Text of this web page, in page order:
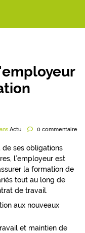
Actu 0 commentaire
de ses obligations
l’employeur est
la formation de
tout au long de
de travail.
aux nouveaux
et maintien de